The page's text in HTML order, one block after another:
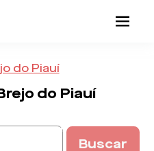
do Piauí
do Piauí
Buscar